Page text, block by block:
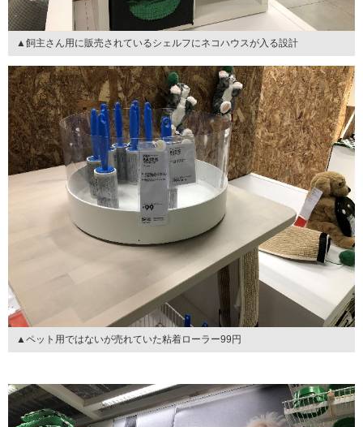
▲飼主さん用に販売されているシェルフにネコハウスが入る設計
▲ペット用ではないが売れていた粘着ローラー99円